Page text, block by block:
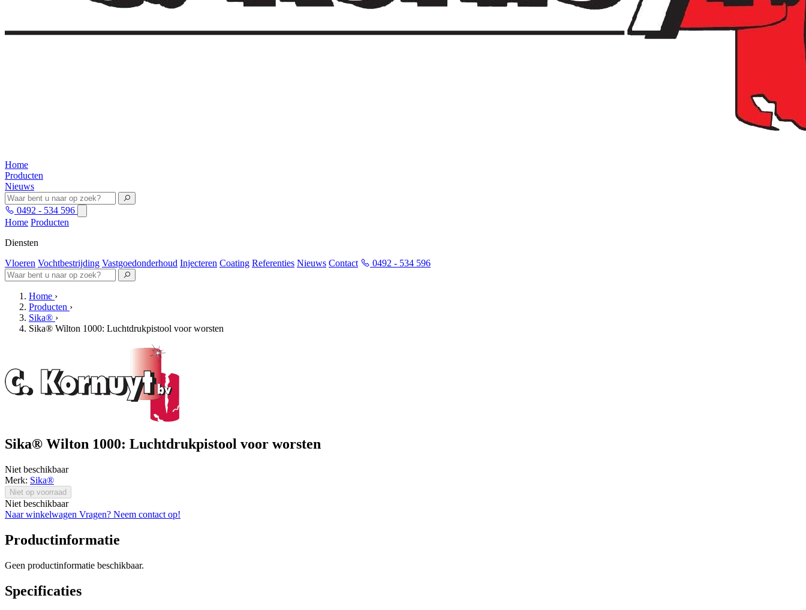
Home
Producten
Nieuws
0492 - 534 596
Home Producten
Diensten
Vloeren Vochtbestrijding Vastgoedonderhoud Injecteren Coating Referenties Nieuws Contact 0492 - 534 596
Home ›
Producten ›
Sika® ›
Sika® Wilton 1000: Luchtdrukpistool voor worsten
Sika® Wilton 1000: Luchtdrukpistool voor worsten
Niet beschikbaar
Merk: Sika®
Niet op voorraad
Niet beschikbaar
Naar winkelwagen Vragen? Neem contact op!
Productinformatie
Geen productinformatie beschikbaar.
Specificaties